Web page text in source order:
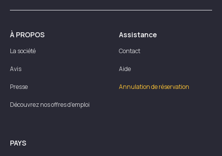
À PROPOS
La société
Avis
Presse
Découvrez nos offres d'emploi
Assistance
Contact
Aide
Annulation de réservation
PAYS